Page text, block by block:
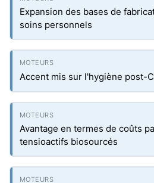
Expansion des bases de
soins personnels
Accent mis sur l'hygiène post-
Avantage en termes de coûts
tensioactifs biosourcés